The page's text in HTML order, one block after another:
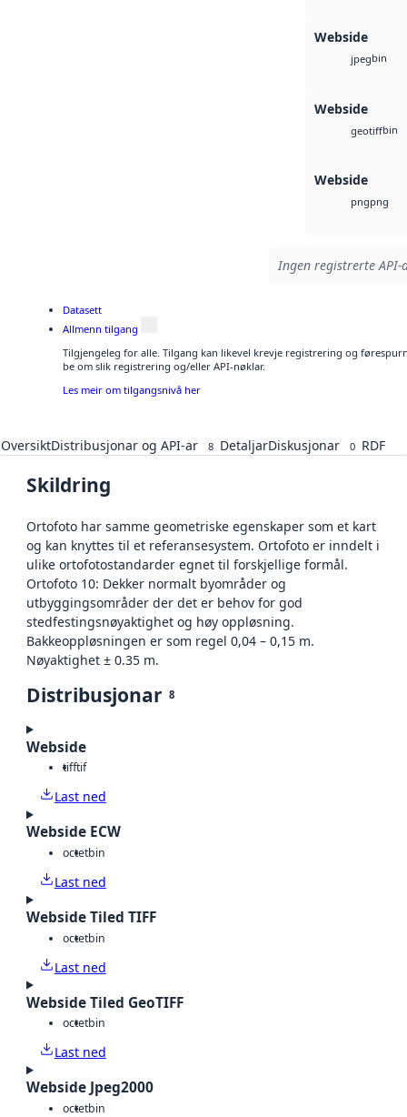
Webside
jpegbin
Webside
geotiffbin
Webside
pngpng
Ingen registrerte
Datasett
Allmenn tilgang
Tilgjengeleg for alle. Tilgang kan likevel krevje registrering og
be om slik registrering og/eller API-nøklar.
Les meir om tilgangsnivå her
OversiktDistribusjonar og API-ar 8 DetaljarDiskusjonar 0 RDF
Skildring
Ortofoto har samme geometriske egenskaper som et kart
og kan knyttes til et referansesystem. Ortofoto er inndelt i
ulike ortofotostandarder egnet til forskjellige formål.
Ortofoto 10: Dekker normalt byområder og
utbyggingsområder der det er behov for god
stedfestingsnøyaktighet og høy oppløsning.
Bakkeoppløsningen er som regel 0,04 – 0,15 m.
Nøyaktighet ± 0.35 m.
Distribusjonar 8
Webside
tifftif
Last ned
Webside ECW
octetbin
Last ned
Webside Tiled TIFF
octetbin
Last ned
Webside Tiled GeoTIFF
octetbin
Last ned
Webside Jpeg2000
octetbin